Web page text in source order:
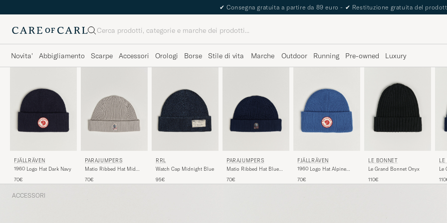
The Care of Carl Passport
Cerca
Novita' Abbigliamento Scarpe Accessori Orologi Borse Stile di vita Marche Outdoor Running Pre-owned Luxury
FJÄLLRÄVEN
1960 Logo Hat Dark Navy
70€
PARAJUMPERS
Matio Ribbed Hat Mid
70€
RRL
Watch Cap Midnight Blue
95€
PARAJUMPERS
Matio Ribbed Hat Blue
70€
FJÄLLRÄVEN
1960 Logo Hat Alpine
70€
LE BONNET
Le Grand Bonnet Onyx
110€
LE
Le
ACCESSORI